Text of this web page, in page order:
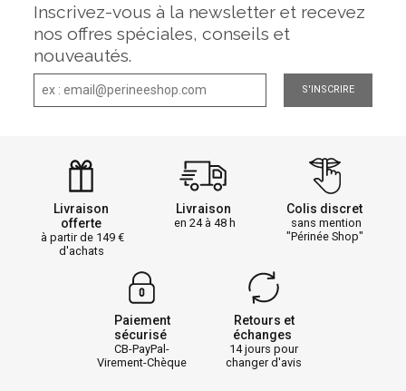
Inscrivez-vous à la newsletter et recevez
nos offres spéciales, conseils et
nouveautés.
S'INSCRIRE
Livraison
offerte
à partir de 149
d'achats
Livraison
en 24 à 48 h
Colis discret
sans mention
"Périnée Shop"
Paiement
sécurisé
CB-PayPal-
Virement-Chèque
Retours et
échanges
14 jours pour
changer d'avis